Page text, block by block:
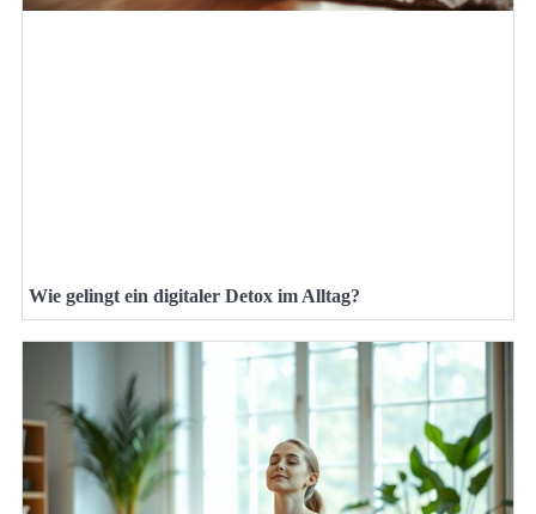
Wie gelingt ein digitaler Detox im Alltag?